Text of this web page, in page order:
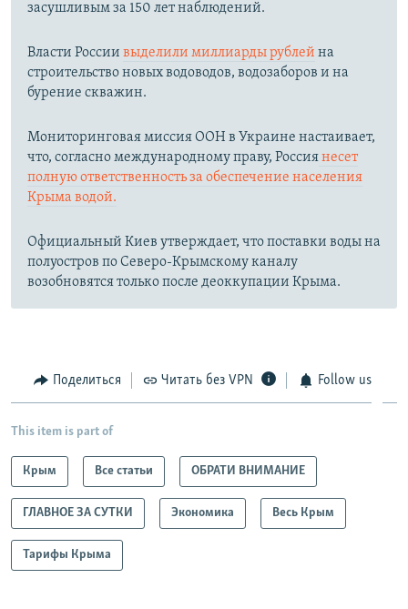
засушливым за 150 лет наблюдений.​
Власти России выделили миллиарды рублей на
строительство новых водоводов, водозаборов и на
бурение скважин.
Мониторинговая миссия ООН в Украине настаивает,
что, согласно международному праву, Россиянесет
полную ответственность за обеспечение населения
Крыма водой.
Официальный Киев утверждает, что поставки воды на
полуостров по Северо-Крымскому каналу
возобновятся только после деоккупации Крыма.
Поделиться Читать без VPN Follow us
This item is part of
Крым Все статьи ОБРАТИ ВНИМАНИЕ
ГЛАВНОЕ ЗА СУТКИ Экономика Весь Крым
Тарифы Крыма